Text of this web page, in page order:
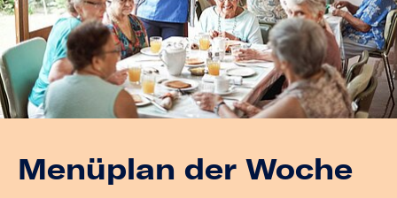
Menüplan der Woche